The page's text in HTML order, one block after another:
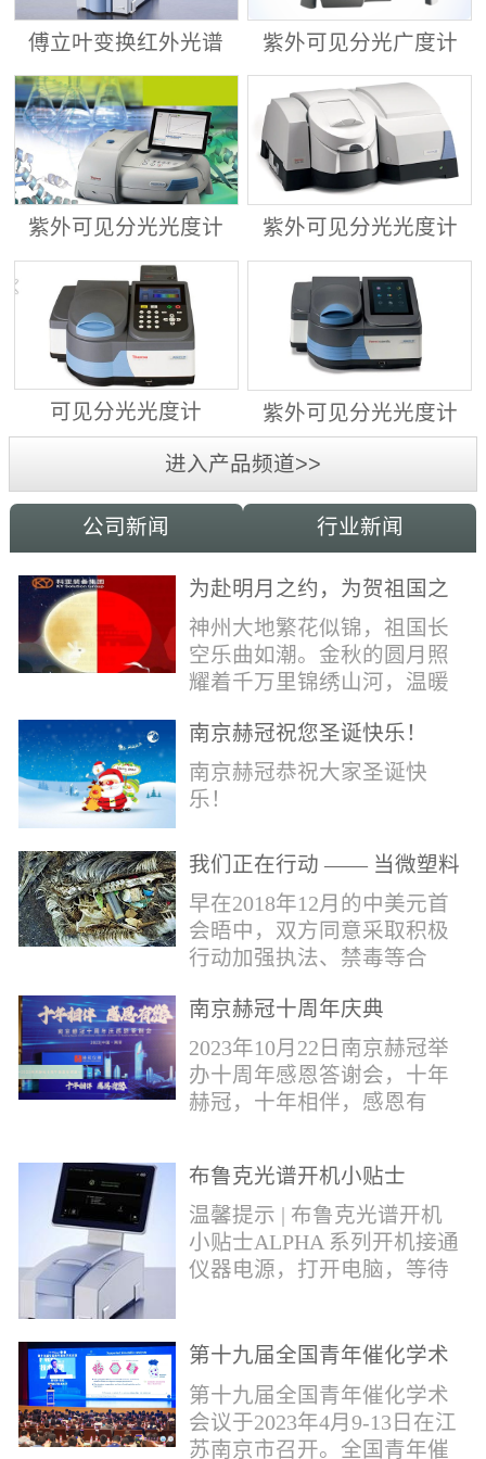
傅立叶变换红外光谱
仪 ALPHA II
紫外可见分光广度计
Evolution™ 201/220
紫外可见分光光度计
Evolution™ 260
紫外可见分光光度计
Evolution™ 350
可见分光光度计
GENESYS™ 30
紫外可见分光光度计
GENESYS™ 40/50
进入产品频道>>
公司新闻 行业新闻
为赴明月之约，为贺祖国之
诞，科亚祝家国和融事事
圆！
神州大地繁花似锦，祖国长
空乐曲如潮。金秋的圆月照
耀着千万里锦绣山河，温暖
女。在这美好日子里，科亚
献上最真诚的祝福：愿我国
辈，世代自强不息，愿我中
南京赫冠祝您圣诞快乐！
南京赫冠恭祝大家圣诞快
乐！
我们正在行动 —— 当微塑料
污染正在侵蚀我们的地球(1)
早在2018年12月的中美元首
会晤中，双方同意采取积极
行动加强执法、禁毒等合
管控。2019年4月，我国宣布
正式将“芬太尼类物质”按类
纳入毒品管制范畴。日前禁
毒委与公安部再次发声严管
赴，助力打击芬太尼类毒
品，为您提供快速检测解决
方案！针对芬太尼类毒品的
快速分析，布鲁克推出红外
快速鉴定解决方案。包含
南京赫冠十周年庆典
2023年10月22日南京赫冠举
办十周年感恩答谢会，十年
赫冠，十年相伴，感恩有
爱；离不开每一个合作伙伴
的支持和帮助。衷心感谢每
一位支持和帮助过我们的用
户---朋友。在下个十年，赫
作伙伴携手共进，共同发
布鲁克光谱开机小贴士
温馨提示 | 布鲁克光谱开机
小贴士ALPHA 系列开机接通
仪器电源，打开电脑，等待
右下角指示灯，点击第三个
现提示：湿度值超出范围，
需要更换干燥剂；检查信号
第十九届全国青年催化学术
会议
第十九届全国青年催化学术
会议于2023年4月9-13日在江
苏南京市召开。全国青年催